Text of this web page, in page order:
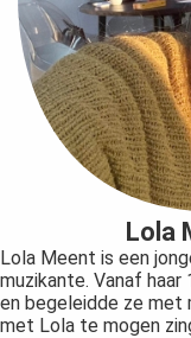
Lola
Lola Meent is een
muzikante. Vanaf
en begeleidde ze met
met Lola te mogen